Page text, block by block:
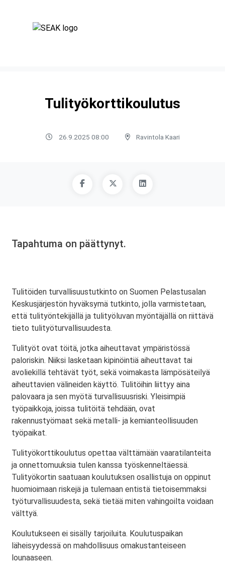
Tulityökorttikoulutus
26.9.2025 08:00 Ravintola Kaari
Tapahtuma on päättynyt.
Tulitöiden turvallisuustutkinto on Suomen Pelastusalan
Keskusjärjestön hyväksymä tutkinto, jolla varmistetaan,
että tulityöntekijällä ja tulityöluvan myöntäjällä on riittävä
tieto tulityöturvallisuudesta.
Tulityöt ovat töitä, jotka aiheuttavat ympäristössä
paloriskin. Niiksi lasketaan kipinöintiä aiheuttavat tai
avoliekillä tehtävät työt, sekä voimakasta lämpösäteilyä
aiheuttavien välineiden käyttö. Tulitöihin liittyy aina
palovaara ja sen myötä turvallisuusriski. Yleisimpiä
työpaikkoja, joissa tulitöitä tehdään, ovat
rakennustyömaat sekä metalli- ja kemianteollisuuden
työpaikat.
Tulityökorttikoulutus opettaa välttämään vaaratilanteita
ja onnettomuuksia tulen kanssa työskenneltäessä.
Tulityökortin saatuaan koulutuksen osallistuja on oppinut
huomioimaan riskejä ja tulemaan entistä tietoisemmaksi
työturvallisuudesta, sekä tietää miten vahingoilta voidaan
välttyä.
Koulutukseen ei sisälly tarjoiluita. Koulutuspaikan
läheisyydessä on mahdollisuus omakustanteiseen
lounaaseen.